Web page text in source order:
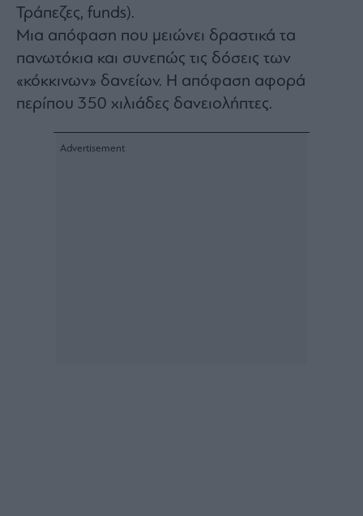
Τράπεζες, funds).
Μια απόφαση που μειώνει δραστικά τα
πανωτόκια και συνεπώς τις δόσεις των
«κόκκινων» δανείων. Η απόφαση αφορά
περίπου 350 χιλιάδες δανειολήπτες.